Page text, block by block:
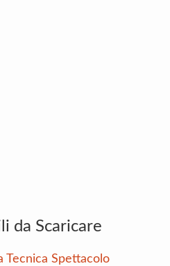
da Scaricare
Tecnica Spettacolo